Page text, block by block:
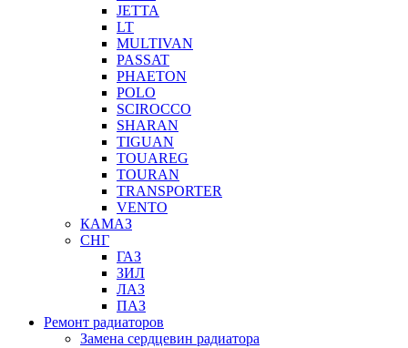
JETTA
LT
MULTIVAN
PASSAT
PHAETON
POLO
SCIROCCO
SHARAN
TIGUAN
TOUAREG
TOURAN
TRANSPORTER
VENTO
КАМАЗ
СНГ
ГАЗ
ЗИЛ
ЛАЗ
ПАЗ
Ремонт радиаторов
Замена сердцевин радиатора